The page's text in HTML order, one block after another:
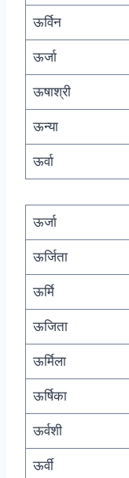
ऊर्विन
ऊर्जा
ऊषाश्री
ऊन्या
ऊर्वा
ऊर्जा
ऊर्जिता
ऊर्मि
ऊजिता
ऊर्मिला
ऊर्षिका
ऊर्वशी
ऊर्वी